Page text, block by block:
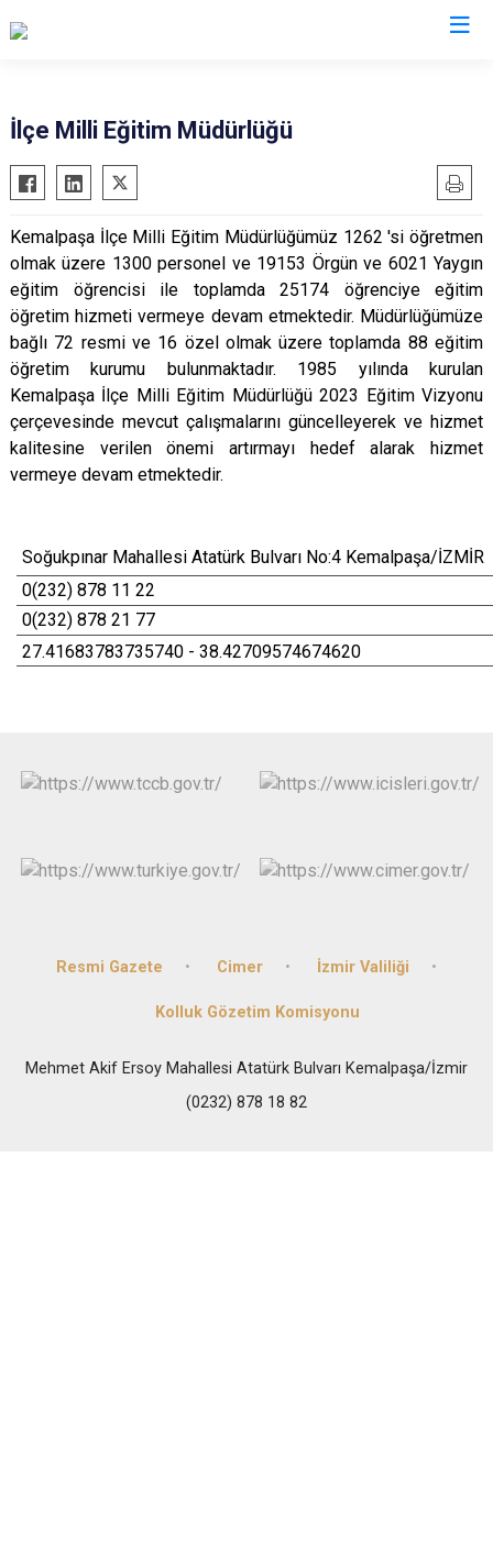
Aliağa
Balçova
Bayındır
Bergama
Beydağ
Bornova
Buca
Çiğli
Dikili
Güzelbahçe
Karaburun
Karşıyaka
Kemalpaşa
Kınık
Kiraz
Konak
Menderes
Ödemiş
Seferihisar
Selçuk
Tire
Torbalı
Urla
Bayraklı
İlçe Milli Eğitim Müdürlüğü
Kemalpaşa İlçe Milli Eğitim Müdürlüğümüz 1262 'si öğretmen
olmak üzere 1300 personel ve 19153 Örgün ve 6021 Yaygın
eğitim öğrencisi ile toplamda 25174 öğrenciye eğitim
öğretim hizmeti vermeye devam etmektedir. Müdürlüğümüze
bağlı 72 resmi ve 16 özel olmak üzere toplamda 88 eğitim
öğretim kurumu bulunmaktadır. 1985 yılında kurulan
Kemalpaşa İlçe Milli Eğitim Müdürlüğü 2023 Eğitim Vizyonu
çerçevesinde mevcut çalışmalarını güncelleyerek ve hizmet
kalitesine verilen önemi artırmayı hedef alarak hizmet
vermeye devam etmektedir.
Soğukpınar Mahallesi Atatürk Bulvarı No:4 Kemalpaşa/İZMİR
0(232) 878 11 22
0(232) 878 21 77
27.41683783735740 - 38.42709574674620
Resmi Gazete Cimer İzmir Valiliği
Kolluk Gözetim Komisyonu
Mehmet Akif Ersoy Mahallesi Atatürk Bulvarı Kemalpaşa/İzmir
(0232) 878 18 82